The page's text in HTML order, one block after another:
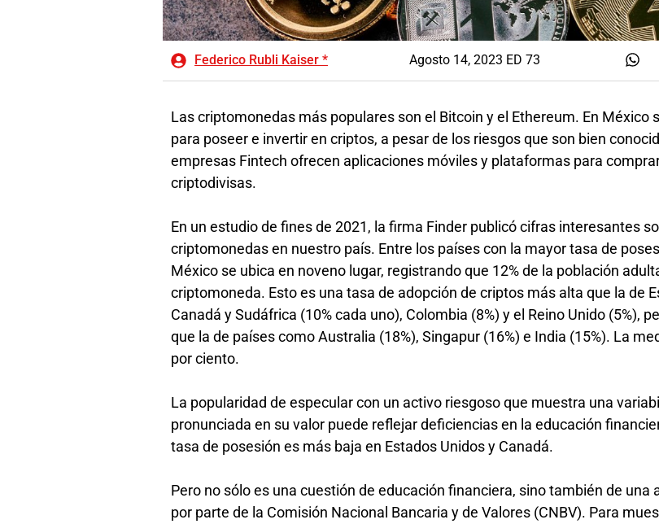
Federico Rubli Kaiser * Agosto 14, 2023 ED 73
Las criptomonedas más populares son el Bitcoin y el Ethereum. En México
para poseer e invertir en criptos, a pesar de los riesgos que son bien
empresas Fintech ofrecen aplicaciones móviles y plataformas para
criptodivisas.
En un estudio de fines de 2021, la firma Finder publicó cifras interesantes
criptomonedas en nuestro país. Entre los países con la mayor tasa de
México se ubica en noveno lugar, registrando que 12% de la población
criptomoneda. Esto es una tasa de adopción de criptos más alta que la de
Canadá y Sudáfrica (10% cada uno), Colombia (8%) y el Reino Unido (5%),
que la de países como Australia (18%), Singapur (16%) e India (15%). La
por ciento.
La popularidad de especular con un activo riesgoso que muestra una
pronunciada en su valor puede reflejar deficiencias en la educación
tasa de posesión es más baja en Estados Unidos y Canadá.
Pero no sólo es una cuestión de educación financiera, sino también de una
por parte de la Comisión Nacional Bancaria y de Valores (CNBV). Para